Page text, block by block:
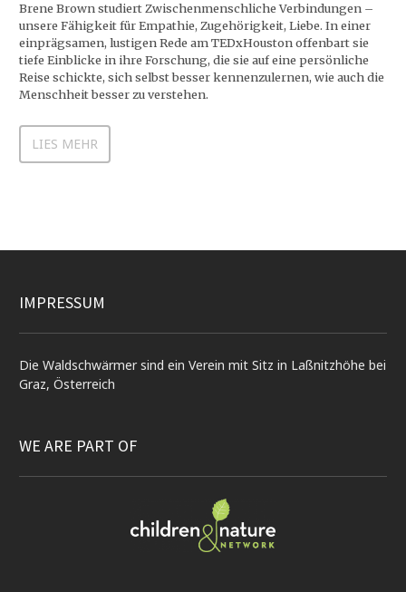
Brene Brown studiert Zwischenmenschliche Verbindungen –
unsere Fähigkeit für Empathie, Zugehörigkeit, Liebe. In einer
einprägsamen, lustigen Rede am TEDxHouston offenbart sie
tiefe Einblicke in ihre Forschung, die sie auf eine persönliche
Reise schickte, sich selbst besser kennenzulernen, wie auch die
Menschheit besser zu verstehen.
LIES MEHR
IMPRESSUM
Die Waldschwärmer sind ein Verein mit Sitz in Laßnitzhöhe bei
Graz, Österreich
WE ARE PART OF